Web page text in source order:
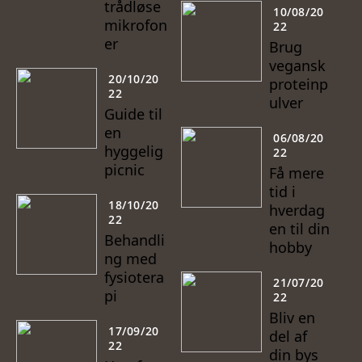
trådløse
mikrofon
er
20/10/20
22
Guide til
en
hyggelig
picnic
18/10/20
22
Behandli
ng med
fysiotera
pi
17/09/20
22
10/08/20
22
Brug
vegansk
proteinp
ulver
06/08/20
22
Få mere
tid i
hverdag
en til din
hobby
21/07/20
22
Bliv en
del af
din bys